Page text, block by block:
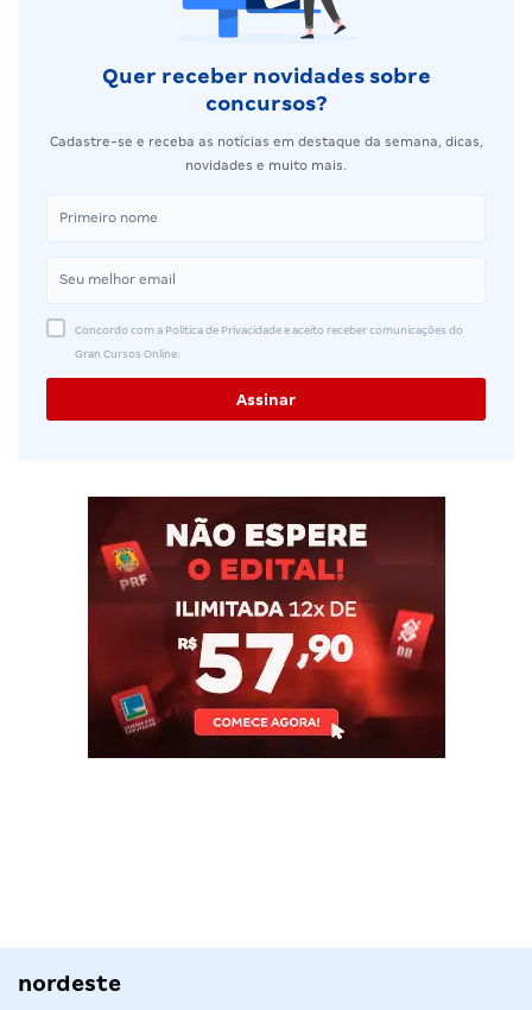
Quer receber novidades sobre
concursos?
Cadastre-se e receba as notícias em destaque da semana, dicas,
novidades e muito mais.
Concordo com a Política de Privacidade e aceito receber comunicações do
Gran Cursos Online.
nordeste